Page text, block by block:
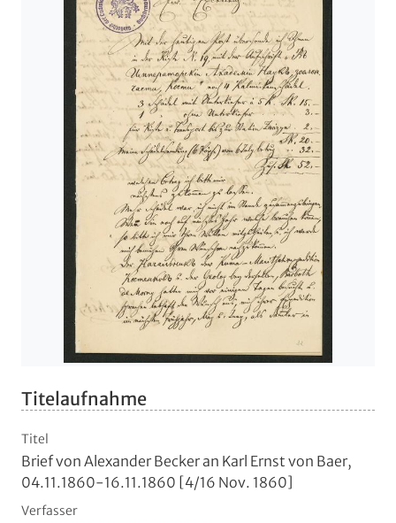
Titelaufnahme
Titel
Brief von Alexander Becker an Karl Ernst von Baer,
04.11.1860-16.11.1860 [4/16 Nov. 1860]
Verfasser